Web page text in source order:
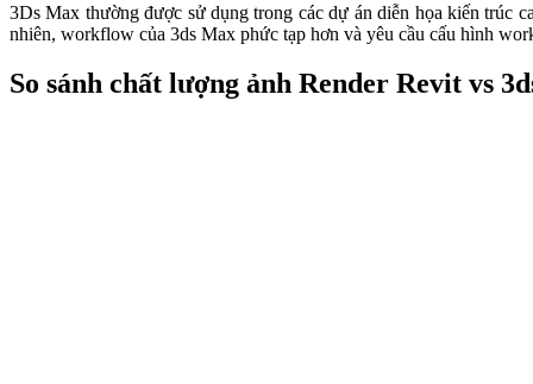
3Ds Max thường được sử dụng trong các dự án diễn họa kiến trúc
nhiên, workflow của 3ds Max phức tạp hơn và yêu cầu cấu hình
So sánh chất lượng ảnh Render Revit vs